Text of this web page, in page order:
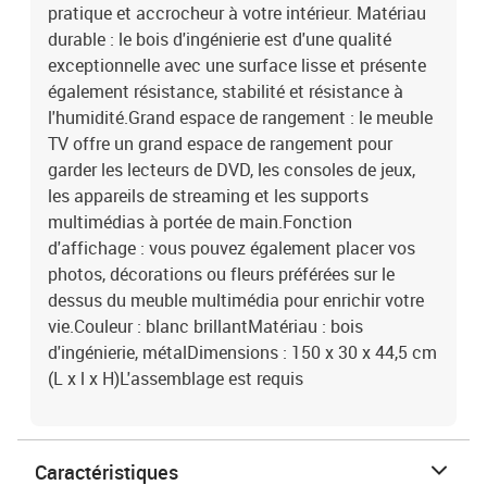
pratique et accrocheur à votre intérieur. Matériau
durable : le bois d'ingénierie est d'une qualité
exceptionnelle avec une surface lisse et présente
également résistance, stabilité et résistance à
l'humidité.Grand espace de rangement : le meuble
TV offre un grand espace de rangement pour
garder les lecteurs de DVD, les consoles de jeux,
les appareils de streaming et les supports
multimédias à portée de main.Fonction
d'affichage : vous pouvez également placer vos
photos, décorations ou fleurs préférées sur le
dessus du meuble multimédia pour enrichir votre
vie.Couleur : blanc brillantMatériau : bois
d'ingénierie, métalDimensions : 150 x 30 x 44,5 cm
(L x l x H)L'assemblage est requis
Caractéristiques